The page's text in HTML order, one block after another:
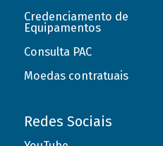
Credenciamento de
Equipamentos
Consulta PAC
Moedas contratuais
Redes Sociais